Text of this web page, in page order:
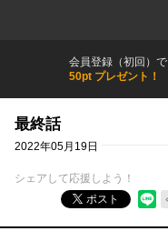
会員登録（初回）で
50pt プレゼント！
最終話
2022年05月19日
シェアして応援しよう！
ポスト